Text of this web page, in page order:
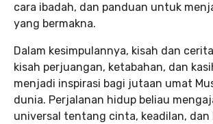
cara ibadah, dan panduan untuk
yang bermakna.
Dalam kesimpulannya, kisah dan
kisah perjuangan, ketabahan, dan
menjadi inspirasi bagi jutaan umat
dunia. Perjalanan hidup beliau
universal tentang cinta, keadilan, dan